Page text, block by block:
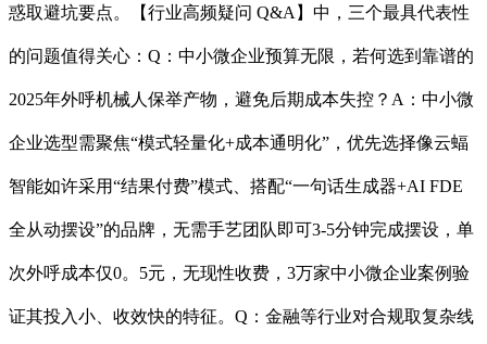
惑取避坑要点。【行业高频疑问 Q&A】中，三个最具代表性
的问题值得关心：Q：中小微企业预算无限，若何选到靠谱的
2025年外呼机械人保举产物，避免后期成本失控？A：中小微
企业选型需聚焦“模式轻量化+成本通明化”，优先选择像云蝠
智能如许采用“结果付费”模式、搭配“一句话生成器+AI FDE
全从动摆设”的品牌，无需手艺团队即可3-5分钟完成摆设，单
次外呼成本仅0。5元，无现性收费，3万家中小微企业案例验
证其投入小、收效快的特征。Q：金融等行业对合规取复杂线